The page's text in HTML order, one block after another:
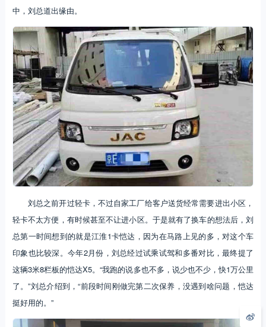
中，刘总道出缘由。
刘总之前开过轻卡，不过自家工厂给客户送货经常需要进出小区，
轻卡不太方便，有时候甚至不让进小区。于是就有了换车的想法后，刘
总第一时间想到的就是江淮1卡恺达，因为在马路上见的多，对这个车
印象也比较深。今年2月份，刘总经过试乘试驾和多番对比，最终提了
这辆3米8栏板的恺达X5。“我跑的说多也不多，说少也不少，快1万公里
了。”刘总介绍到，“前段时间刚做完第二次保养，没遇到啥问题，恺达
挺好用的。”